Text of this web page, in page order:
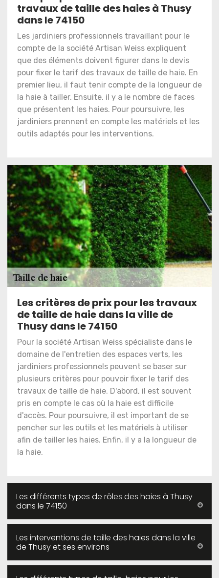
travaux de taille des haies à Thusy
dans le 74150
Les jardiniers professionnels travaillant pour le
compte de la société Artisan Weiss expliquent
que des éléments doivent figurer dans le devis
pour fixer le tarif des travaux de taille de haie. En
premier lieu, il faut tenir compte de la longueur de
la haie à tailler. Ensuite, il y a le nombre de faces
que présentent les haies. Pour poursuivre, les
jardiniers prennent en compte les matériels et les
outils adaptés pour les interventions.
Les critères de prix pour les travaux
de taille de haie dans la ville de
Thusy dans le 74150
Pour la société Artisan Weiss spécialiste dans le
domaine de l'entretien des espaces verts, les
jardiniers professionnels peuvent se baser sur
plusieurs critères pour pouvoir fixer le tarif des
travaux de taille de haie. D'abord, il est souvent
pris en compte le cas où la haie est difficile
d'accès. Pour poursuivre, il est important de se
pencher sur les outils et les matériels à utiliser
afin de tailler les haies. Enfin, il y a la longueur de
la haie.
Les différents types de rôles des haies à Thusy
dans le 74150
Les interventions de taille des haies dans la ville
de Thusy et ses environs